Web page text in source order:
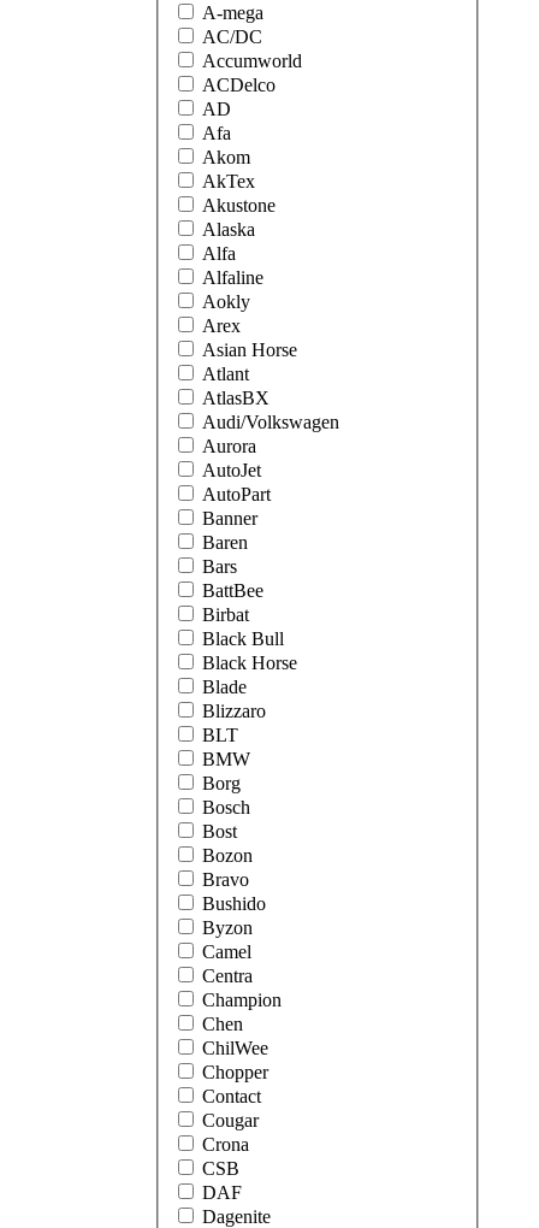
A-mega
AC/DC
Accumworld
ACDelco
AD
Afa
Akom
AkTex
Akustone
Alaska
Alfa
Alfaline
Aokly
Arex
Asian Horse
Atlant
AtlasBX
Audi/Volkswagen
Aurora
AutoJet
AutoPart
Banner
Baren
Bars
BattBee
Birbat
Black Bull
Black Horse
Blade
Blizzaro
BLT
BMW
Borg
Bosch
Bost
Bozon
Bravo
Bushido
Byzon
Camel
Centra
Champion
Chen
ChilWee
Chopper
Contact
Cougar
Crona
CSB
DAF
Dagenite